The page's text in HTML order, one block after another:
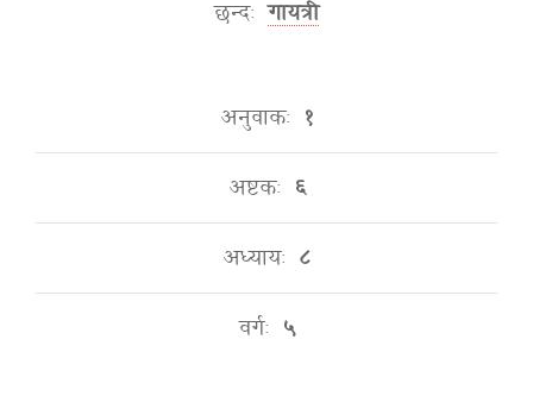
छन्दः गायत्री
अनुवाकः १
अष्टकः ६
अध्यायः ८
वर्गः ५